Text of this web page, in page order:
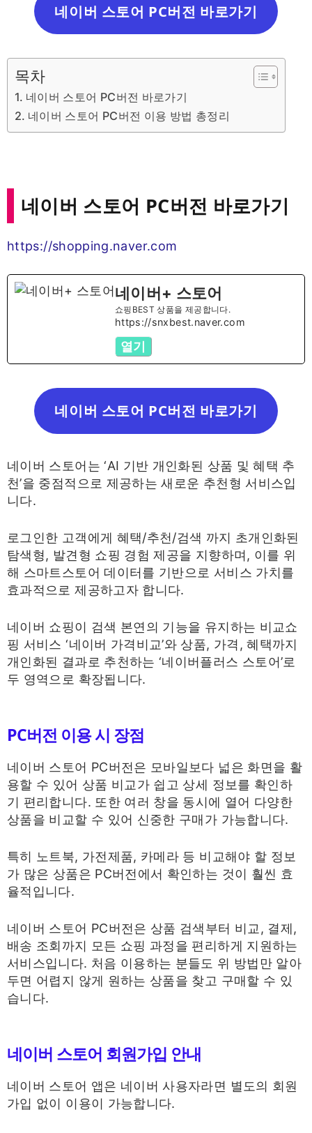
네이버 스토어 PC버전 바로가기
목차
네이버 스토어 PC버전 바로가기
네이버 스토어 PC버전 이용 방법 총정리
네이버 스토어 PC버전 바로가기
https://shopping.naver.com
네이버+ 스토어
쇼핑BEST 상품을 제공합니다.
https://snxbest.naver.com
열기
네이버 스토어 PC버전 바로가기
네이버 스토어는 ‘AI 기반 개인화된 상품 및 혜택 추
천’을 중점적으로 제공하는 새로운 추천형 서비스입
니다.
로그인한 고객에게 혜택/추천/검색 까지 초개인화된
탐색형, 발견형 쇼핑 경험 제공을 지향하며, 이를 위
해 스마트스토어 데이터를 기반으로 서비스 가치를
효과적으로 제공하고자 합니다.
네이버 쇼핑이 검색 본연의 기능을 유지하는 비교쇼
핑 서비스 ‘네이버 가격비교’와 상품, 가격, 혜택까지
개인화된 결과로 추천하는 ‘네이버플러스 스토어’로
두 영역으로 확장됩니다.
PC버전 이용 시 장점
네이버 스토어 PC버전은 모바일보다 넓은 화면을 활
용할 수 있어 상품 비교가 쉽고 상세 정보를 확인하
기 편리합니다. 또한 여러 창을 동시에 열어 다양한
상품을 비교할 수 있어 신중한 구매가 가능합니다.
특히 노트북, 가전제품, 카메라 등 비교해야 할 정보
가 많은 상품은 PC버전에서 확인하는 것이 훨씬 효
율적입니다.
네이버 스토어 PC버전은 상품 검색부터 비교, 결제,
배송 조회까지 모든 쇼핑 과정을 편리하게 지원하는
서비스입니다. 처음 이용하는 분들도 위 방법만 알아
두면 어렵지 않게 원하는 상품을 찾고 구매할 수 있
습니다.
네이버 스토어 회원가입 안내
네이버 스토어 앱은 네이버 사용자라면 별도의 회원
가입 없이 이용이 가능합니다.